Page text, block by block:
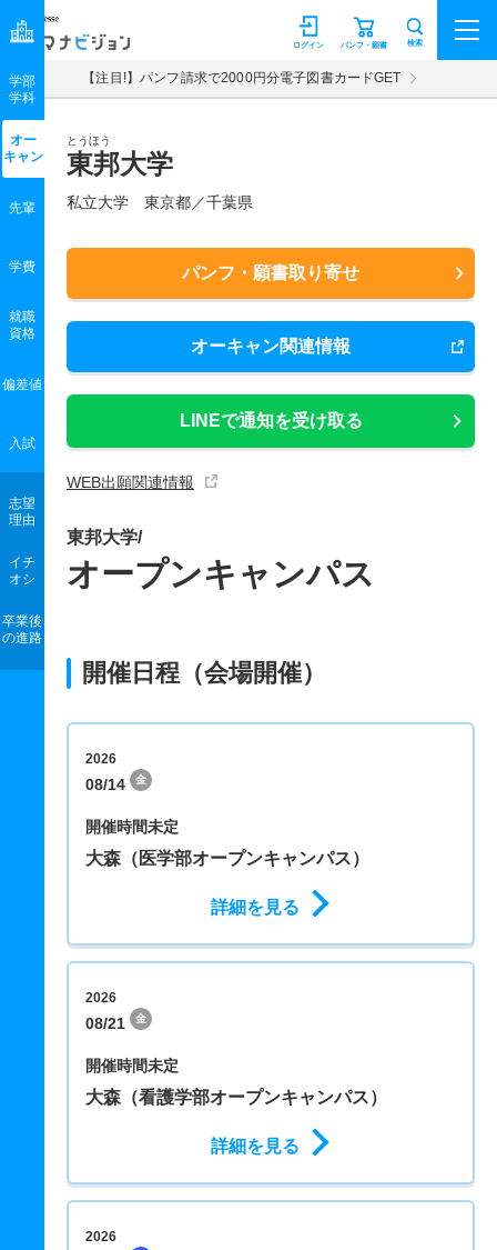
マナビジョン パンフ・願書
ログイン 検索
【注目!】パンフ請求で2000円分電子図書カードGET
とうほう
東邦大学
私立大学 東京都／千葉県
パンフ・願書取り寄せ
オーキャン関連情報
LINEで通知を受け取る
WEB出願関連情報
学部
学科
オー
キャン
先輩
学費
就職
資格
偏差値
入試
志望
理由
イチ
オシ
卒業後
の進路
東邦大学/
オープンキャンパス
開催日程（会場開催）
2026
08/14 金
開催時間未定
大森（医学部オープンキャンパス）
詳細を見る
2026
08/21 金
開催時間未定
大森（看護学部オープンキャンパス）
詳細を見る
2026